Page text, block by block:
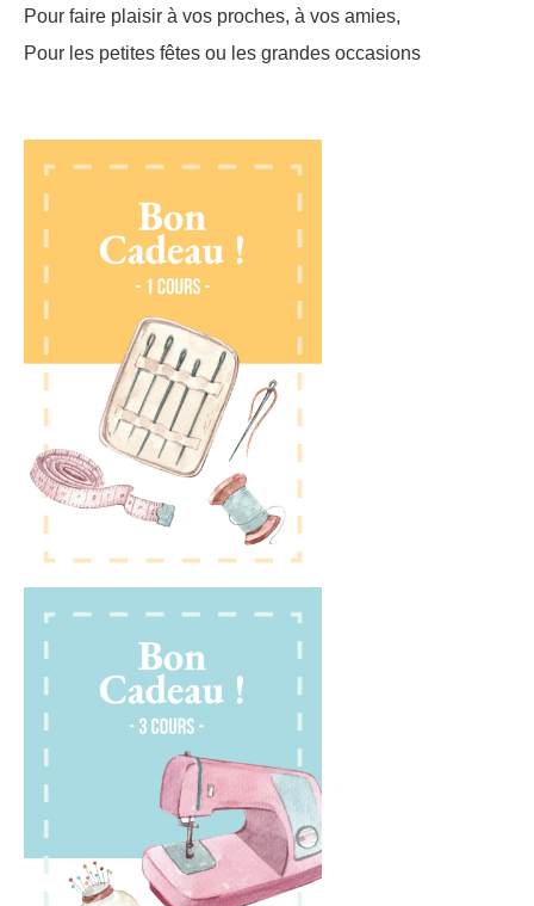
Pour faire plaisir à vos proches, à vos amies,
Pour les petites fêtes ou les grandes occasions